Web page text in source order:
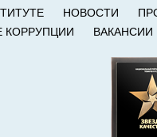
НОВОСТИ
КОРРУПЦИИ
ВАКАНСИИ